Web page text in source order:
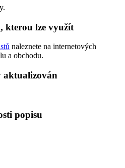
kterou lze využít
naleznete na internetových
a obchodu.
aktualizován
popisu